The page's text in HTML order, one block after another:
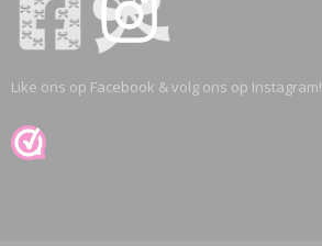
Like ons op Facebook & volg ons op Instagram!